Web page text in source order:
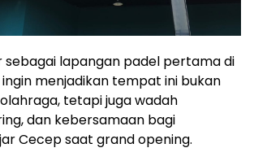
sebagai lapangan padel pertama di
ingin menjadikan tempat ini bukan
tetapi juga wadah
dan kebersamaan bagi
Cecep saat grand opening.